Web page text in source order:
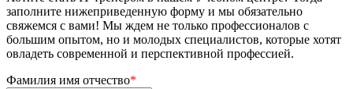
заполните нижеприведенную форму и мы обязательно
свяжемся с вами! Мы ждем не только профессионалов с
большим опытом, но и молодых специалистов, которые хотят
овладеть современной и перспективной профессией.
Фамилия имя отчество*